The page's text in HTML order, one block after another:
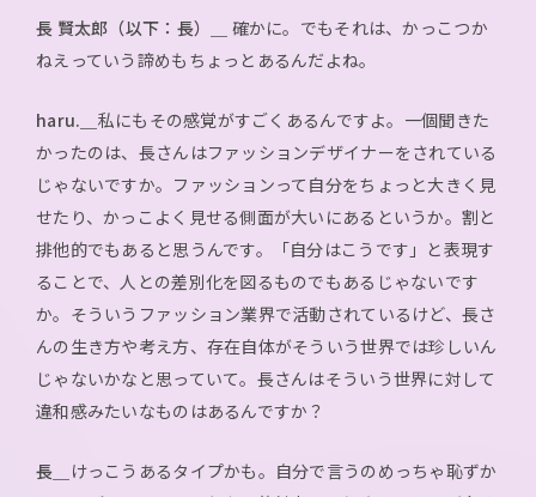
長 賢太郎（以下：長）＿ 確かに。でもそれは、かっこつか
ねえっていう諦めもちょっとあるんだよね。
haru.＿ 私にもその感覚がすごくあるんですよ。一個聞きた
かったのは、長さんはファッションデザイナーをされている
じゃないですか。ファッションって自分をちょっと大きく見
せたり、かっこよく見せる側面が大いにあるというか。割と
排他的でもあると思うんです。「自分はこうです」と表現す
ることで、人との差別化を図るものでもあるじゃないです
か。そういうファッション業界で活動されているけど、長さ
んの生き方や考え方、存在自体がそういう世界では珍しいん
じゃないかなと思っていて。長さんはそういう世界に対して
違和感みたいなものはあるんですか？
長＿
けっこうあるタイプかも。自分で言うのめっちゃ恥ずか